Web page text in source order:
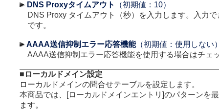
DNS Proxyタイムアウト
（初期値：10）
DNS Proxy タイムアウト（秒）を入力します。入力
です。
AAAA送信抑制エラー応答機能（初期値：使用しない
AAAA送信抑制エラー応答機能を使用する場合はチェ
■ローカルドメイン設定
ローカルドメインの問合せテーブルを設定します。
本商品では、[ローカルドメインエントリ]のパターンを
ます。